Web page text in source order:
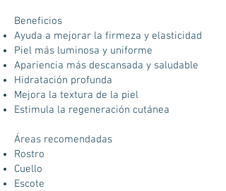
Beneficios
Ayuda a mejorar la firmeza y elasticidad
Piel más luminosa y uniforme
Apariencia más descansada y saludable
Hidratación profunda
Mejora la textura de la piel
Estimula la regeneración cutánea
Áreas recomendadas
Rostro
Cuello
Escote